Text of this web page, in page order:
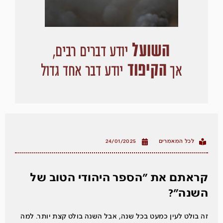
לכל המאמרים 24/01/2025
קראתם את ״הספר היהודי הטוב של
השנה״?
זה בולט לעין כמעט בכל שנה, אבל השנה בולט קצת יותר. למה